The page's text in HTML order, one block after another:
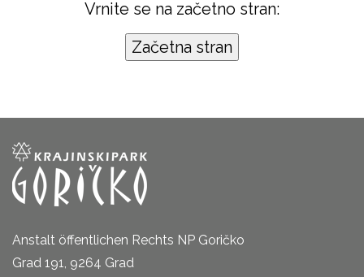
Vrnite se na začetno stran:
Anstalt öffentlichen Rechts NP Goričko
Grad 191, 9264 Grad